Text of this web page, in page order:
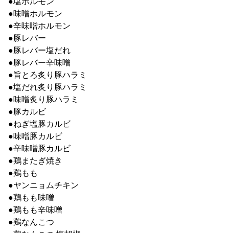
●味噌ホルモン
●辛味噌ホルモン
●豚レバー
●豚レバー塩だれ
●豚レバー辛味噌
●旨とろ炙り豚ハラミ
●塩だれ炙り豚ハラミ
●味噌炙り豚ハラミ
●豚カルビ
●ねぎ塩豚カルビ
●味噌豚カルビ
●辛味噌豚カルビ
●鶏またぎ焼き
●鶏もも
●ヤンニョムチキン
●鶏もも味噌
●鶏もも辛味噌
●鶏なんこつ